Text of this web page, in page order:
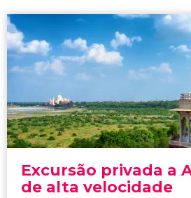
Excursão privada a
de alta velocidade